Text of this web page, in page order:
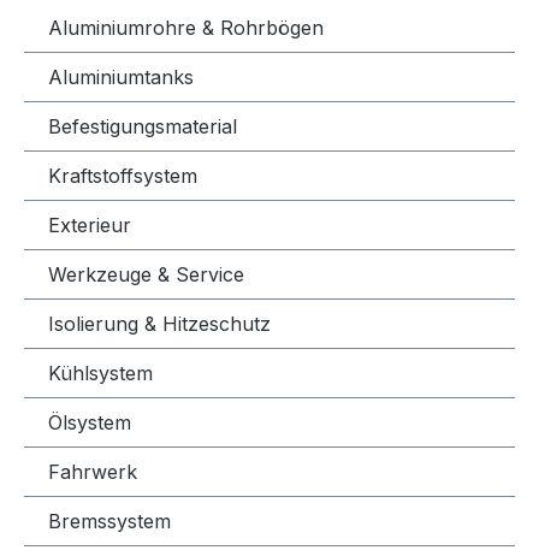
Aluminiumrohre & Rohrbögen
Aluminiumtanks
Befestigungsmaterial
Kraftstoffsystem
Exterieur
Werkzeuge & Service
Isolierung & Hitzeschutz
Kühlsystem
Ölsystem
Fahrwerk
Bremssystem